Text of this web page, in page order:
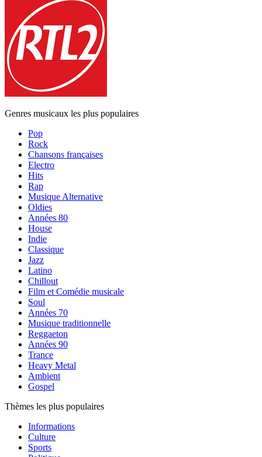
Genres musicaux les plus populaires
Pop
Rock
Chansons françaises
Electro
Hits
Rap
Musique Alternative
Oldies
Années 80
House
Indie
Classique
Jazz
Latino
Chillout
Film et Comédie musicale
Soul
Années 70
Musique traditionnelle
Reggaeton
Années 90
Trance
Heavy Metal
Ambient
Gospel
Thèmes les plus populaires
Informations
Culture
Sports